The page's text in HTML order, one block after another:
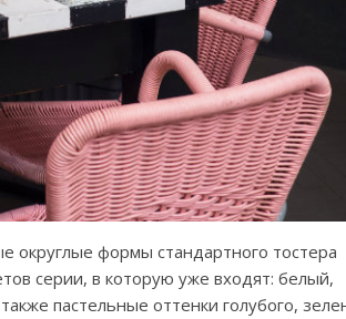
округлые формы стандартного тостера
серии, в которую уже входят: белый,
пастельные оттенки голубого,